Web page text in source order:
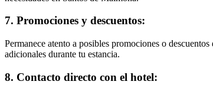
7. Promociones y descuentos:
Permanece atento a posibles promociones o
adicionales durante tu estancia.
8. Contacto directo con el hotel: